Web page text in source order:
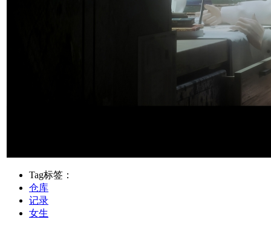
Tag标签：
仓库
记录
女生